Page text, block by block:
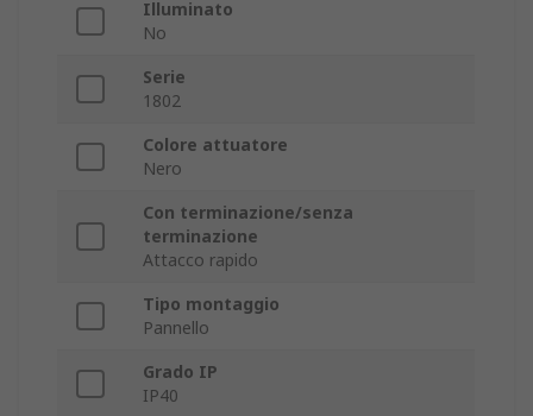
Illuminato
No
Serie
1802
Colore attuatore
Nero
Con terminazione/senza
terminazione
Attacco rapido
Tipo montaggio
Pannello
Grado IP
IP40